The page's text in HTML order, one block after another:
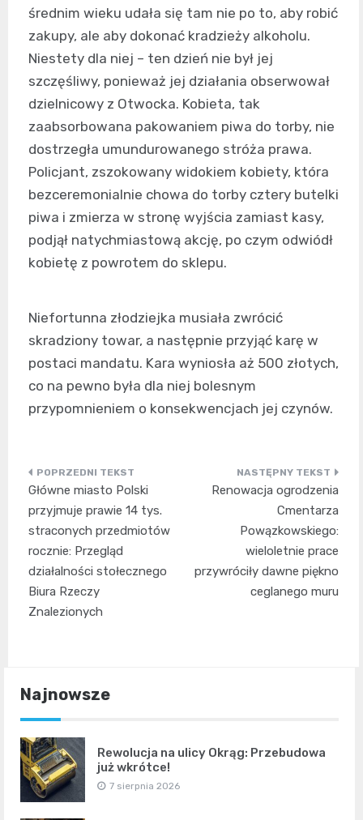
średnim wieku udała się tam nie po to, aby robić
zakupy, ale aby dokonać kradzieży alkoholu.
Niestety dla niej – ten dzień nie był jej
szczęśliwy, ponieważ jej działania obserwował
dzielnicowy z Otwocka. Kobieta, tak
zaabsorbowana pakowaniem piwa do torby, nie
dostrzegła umundurowanego stróża prawa.
Policjant, zszokowany widokiem kobiety, która
bezceremonialnie chowa do torby cztery butelki
piwa i zmierza w stronę wyjścia zamiast kasy,
podjął natychmiastową akcję, po czym odwiódł
kobietę z powrotem do sklepu.
Niefortunna złodziejka musiała zwrócić
skradziony towar, a następnie przyjąć karę w
postaci mandatu. Kara wyniosła aż 500 złotych,
co na pewno była dla niej bolesnym
przypomnieniem o konsekwencjach jej czynów.
Nawigacja
wpisu
Główne miasto Polski
przyjmuje prawie 14 tys.
straconych przedmiotów
rocznie: Przegląd
działalności stołecznego
Biura Rzeczy
Znalezionych
Renowacja ogrodzenia
Cmentarza
Powązkowskiego:
wieloletnie prace
przywróciły dawne piękno
ceglanego muru
Najnowsze
Rewolucja na ulicy Okrąg: Przebudowa
już wkrótce!
7 sierpnia 2026